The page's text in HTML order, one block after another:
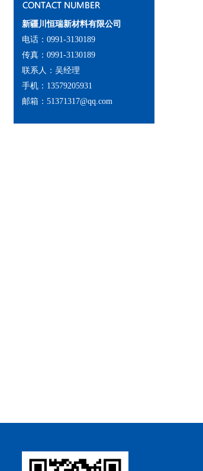
新疆川恒瑞新材料有限公司
电话：0991-3130189
传真：0991-3130189
联系人：吴经理
手机：13579205931
邮箱：51371317@qq.com